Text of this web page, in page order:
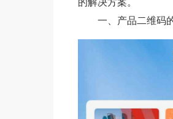
的解决方案。
一、产品二维码